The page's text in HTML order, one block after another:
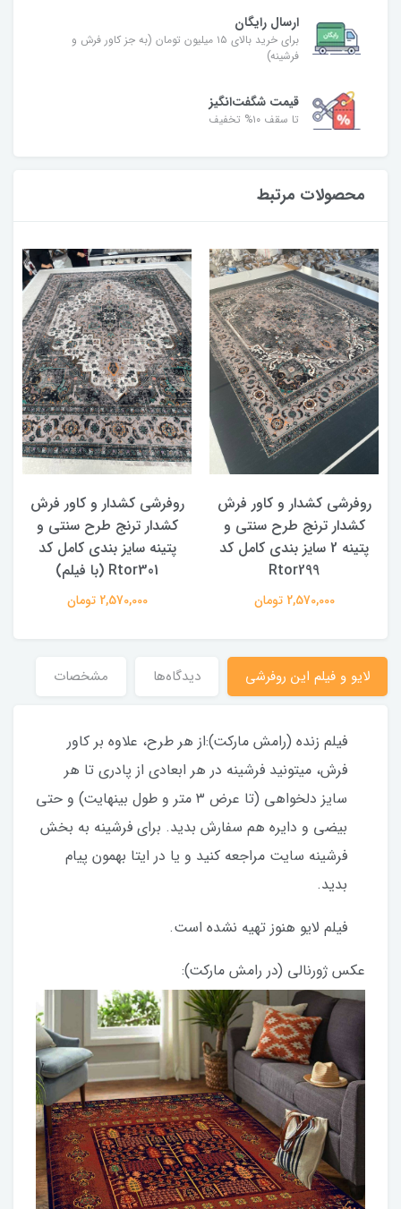
ارسال رایگان
برای خرید بالای ۱۵ میلیون تومان (به جز کاور فرش و
فرشینه)
قیمت شگفت‌انگیز
تا سقف ۱۰% تخفیف
محصولات مرتبط
روفرشی کشدار و کاور فرش
کشدار ترنج طرح سنتی و
پتینه 2 سایز بندی کامل کد
Rtor299
2,570,000 تومان
روفرشی کشدار و کاور فرش
کشدار ترنج طرح سنتی و
پتینه سایز بندی کامل کد
Rtor301 (با فیلم)
2,570,000 تومان
لایو و فیلم این روفرشی دیدگاه‌ها مشخصات
فیلم زنده (رامش مارکت):از هر طرح، علاوه بر کاور
فرش، میتونید فرشینه در هر ابعادی از پادری تا هر
سایز دلخواهی (تا عرض ۳ متر و طول بینهایت) و حتی
بیضی و دایره هم سفارش بدید. برای فرشینه به بخش
فرشینه سایت مراجعه کنید و یا در ایتا بهمون پیام
بدید.
فیلم لایو هنوز تهیه نشده است.
عکس ژورنالی (در رامش مارکت):